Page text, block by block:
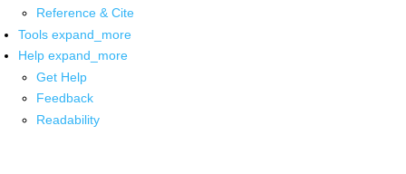
Reference & Cite
Tools expand_more
Help expand_more
Get Help
Feedback
Readability